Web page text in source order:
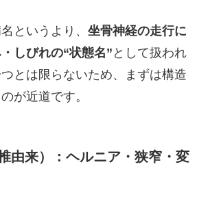
というより、 坐骨神経の走行に
しびれの“状態名” として扱われ
とは限らないため、まずは構造
が近道です。
由来）：ヘルニア・狭窄・変